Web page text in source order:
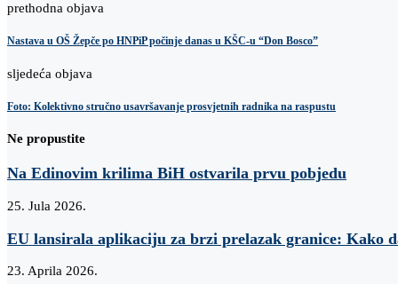
prethodna objava
Nastava u OŠ Žepče po HNPiP počinje danas u KŠC-u “Don Bosco”
sljedeća objava
Foto: Kolektivno stručno usavršavanje prosvjetnih radnika na raspustu
Ne propustite
Na Edinovim krilima BiH ostvarila prvu pobjedu
25. Jula 2026.
EU lansirala aplikaciju za brzi prelazak granice: Kako
23. Aprila 2026.